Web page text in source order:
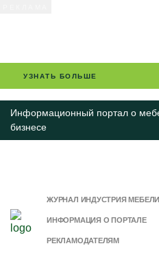
УЗНАТЬ БОЛЬШЕ
Информационный портал о
бизнесе
ЖУРНАЛ ИНДУСТРИЯ МЕБЕЛИ
ИНФОРМАЦИЯ О ПОРТАЛЕ
РЕКЛАМОДАТЕЛЯМ